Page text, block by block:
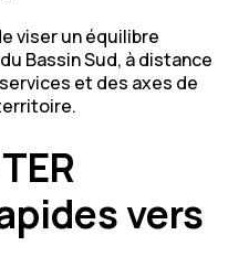
viser un équilibre
Bassin Sud, à distance
et des axes de
vers